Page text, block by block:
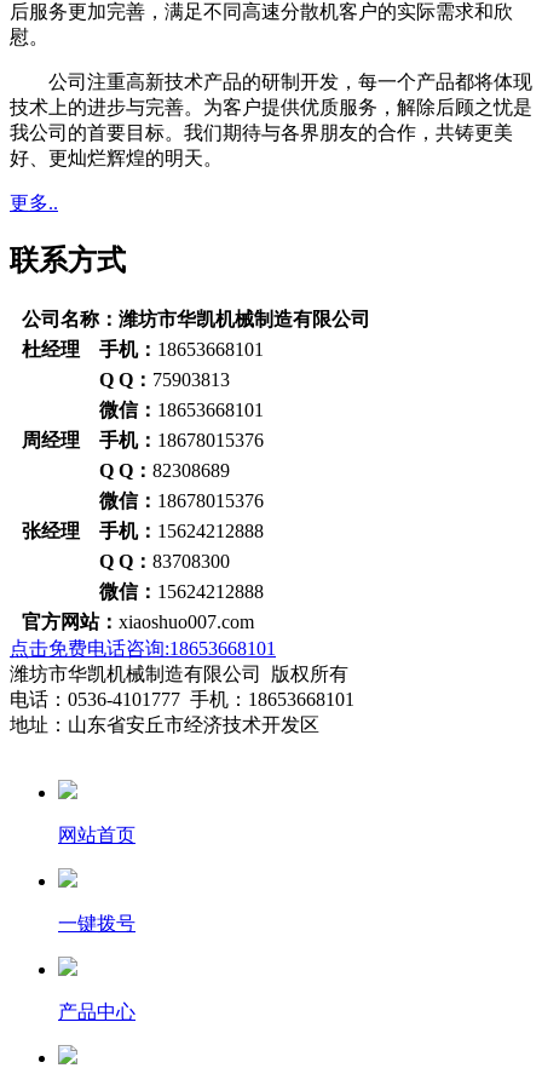
后服务更加完善，满足不同高速分散机客户的实际需求和欣
慰。
公司注重高新技术产品的研制开发，每一个产品都将体现
技术上的进步与完善。为客户提供优质服务，解除后顾之忧是
我公司的首要目标。我们期待与各界朋友的合作，共铸更美
好、更灿烂辉煌的明天。
更多..
联系方式
公司名称：潍坊市华凯机械制造有限公司
杜经理 手机： 18653668101
Q Q： 75903813
微信： 18653668101
周经理 手机： 18678015376
Q Q： 82308689
微信： 18678015376
张经理 手机： 15624212888
Q Q： 83708300
微信： 15624212888
官方网站： xiaoshuo007.com
点击免费电话咨询:18653668101
潍坊市华凯机械制造有限公司 版权所有
电话：0536-4101777 手机：18653668101
地址：山东省安丘市经济技术开发区
网站首页
一键拨号
产品中心